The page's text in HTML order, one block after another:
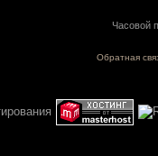
Часовой
Обратная